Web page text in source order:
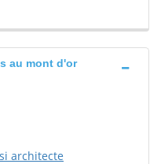
au mont d'or
architecte